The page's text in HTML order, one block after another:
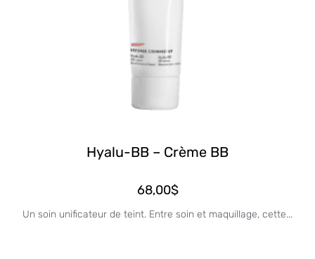
Hyalu-BB – Crème BB
68,00$
Un soin unificateur de teint. Entre soin et maquillage, cette...